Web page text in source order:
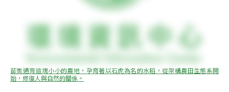
苗栗通宵這塊小小的農地，孕育著以石虎為名的水稻，從架構農田生態系開
始，修復人與自然的關係。